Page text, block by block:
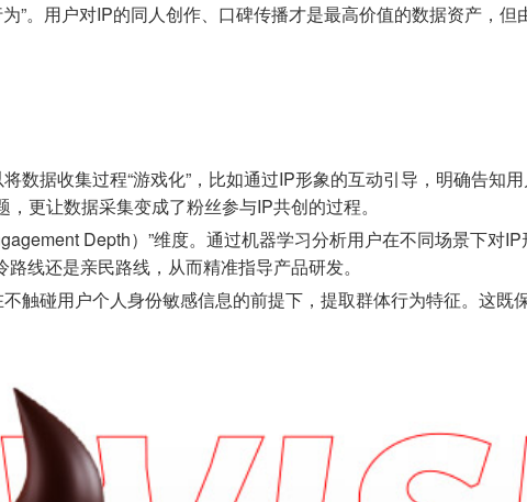
”。用户对IP的同人创作、口碑传播才是最高价值的数据资产，
数据收集过程“游戏化”，比如通过IP形象的互动引导，明确告知
更让数据采集变成了粉丝参与IP共创的过程。
Depth）”维度。通过机器学习分析用户在不同场景下对
线还是亲民路线，从而精准指导产品研发。
触碰用户个人身份敏感信息的前提下，提取群体行为特征。这既